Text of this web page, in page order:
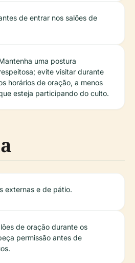
de entrar nos salões de
uma postura
evite visitar durante
horários de oração, a menos
esteja participando do culto.
externas e de pátio.
de oração durante os
permissão antes de